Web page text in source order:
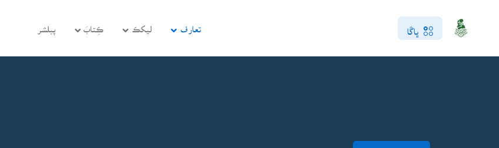
ڀاڱا تعارف ليکڪ ڪِتابَ پبلشر